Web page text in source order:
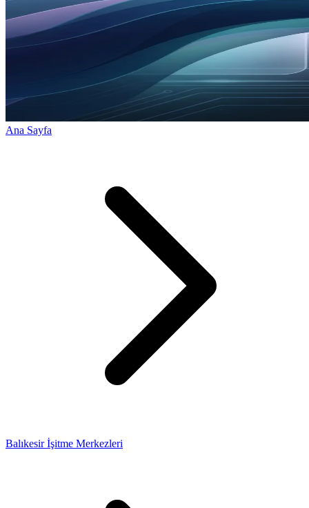
Ana Sayfa
Balıkesir İşitme Merkezleri